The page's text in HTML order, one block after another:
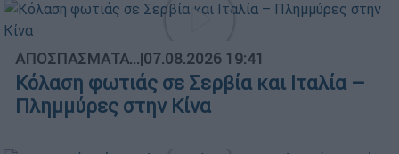
ΑΠΟΣΠΑΣΜΑΤΑ...|07.08.2026 19:41
Κόλαση φωτιάς σε Σερβία και Ιταλία –
Πλημμύρες στην Κίνα